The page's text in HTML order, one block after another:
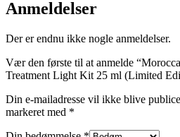
Anmeldelser
Der er endnu ikke nogle anmeldelser.
Vær den første til at anmelde
Treatment Light Kit 25 ml (Limited
Din e-mailadresse vil ikke blive
markeret med *